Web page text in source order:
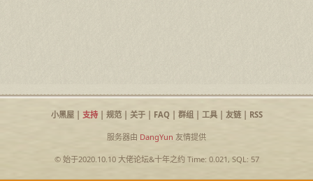
小黑屋| 支持| 规范| 关于| FAQ| 群组| 工具| 友链| RSS
服务器由 DangYun 友情提供
© 始于2020.10.10 大佬论坛&十年之约Time: 0.021, SQL: 57